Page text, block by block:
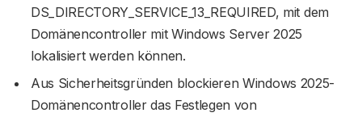
DS_DIRECTORY_SERVICE_13_REQUIRED, mit dem
Domänencontroller mit Windows Server 2025
lokalisiert werden können.
Aus Sicherheitsgründen blockieren Windows 2025-
Domänencontroller das Festlegen von